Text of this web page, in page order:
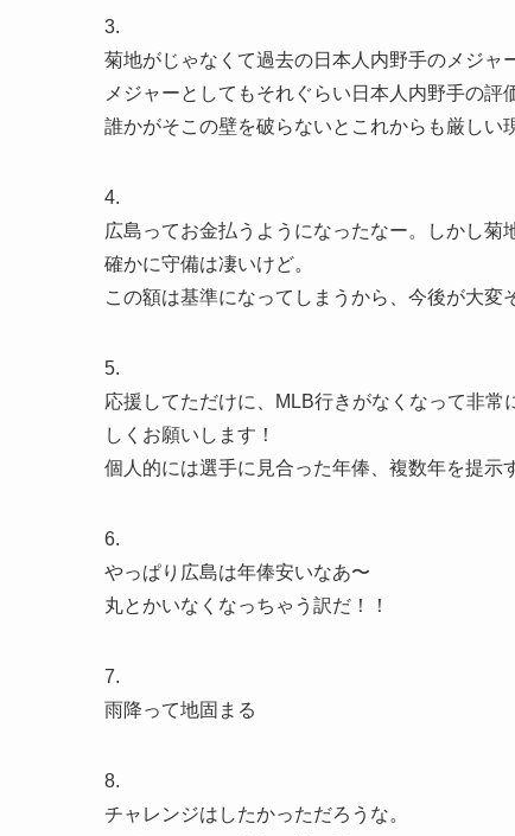
3.
菊地がじゃなくて過去の日本人内野手のメジャ
メジャーとしてもそれぐらい日本人内野手の評
誰かがそこの壁を破らないとこれからも厳しい
4.
広島ってお金払うようになったなー。しかし
確かに守備は凄いけど。
この額は基準になってしまうから、今後が大変
5.
応援してただけに、MLB行きがなくなって非
しくお願いします！
個人的には選手に見合った年俸、複数年を提示
6.
やっぱり広島は年俸安いなあ〜
丸とかいなくなっちゃう訳だ！！
7.
雨降って地固まる
8.
チャレンジはしたかっただろうな。